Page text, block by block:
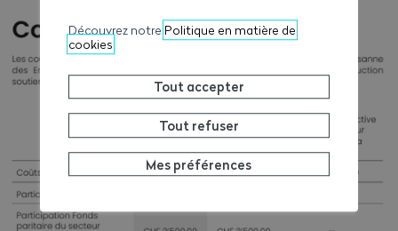
Découvrez notre Politique en matière de
cookies
Tout accepter
Tout refuser
Mes préférences